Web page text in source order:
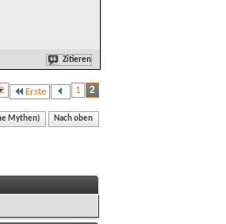
Zitieren
Erste 1 2
Mythen) Nach oben